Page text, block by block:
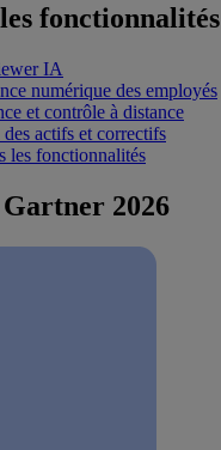
fonctionnalités
IA
numérique des employés
et contrôle à distance
actifs et correctifs
les fonctionnalités
2026